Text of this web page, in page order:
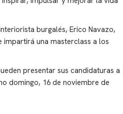
burgalés, Erico Navazo,
una masterclass a los
presentar sus candidaturas a
domingo, 16 de noviembre de